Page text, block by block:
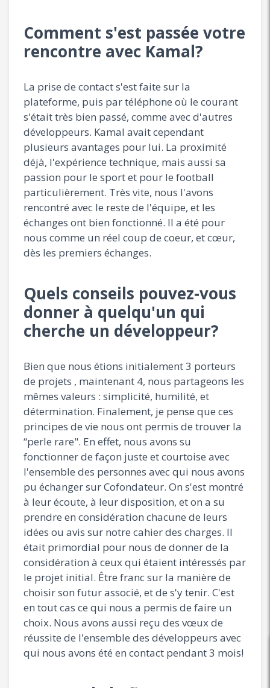
Comment s'est passée votre
rencontre avec Kamal?
La prise de contact s'est faite sur la
plateforme, puis par téléphone où le courant
s'était très bien passé, comme avec d'autres
développeurs. Kamal avait cependant
plusieurs avantages pour lui. La proximité
déjà, l'expérience technique, mais aussi sa
passion pour le sport et pour le football
particulièrement. Très vite, nous l'avons
rencontré avec le reste de l'équipe, et les
échanges ont bien fonctionné. Il a été pour
nous comme un réel coup de coeur, et cœur,
dès les premiers échanges.
Quels conseils pouvez-vous
donner à quelqu'un qui
cherche un développeur?
Bien que nous étions initialement 3 porteurs
de projets , maintenant 4, nous partageons les
mêmes valeurs : simplicité, humilité, et
détermination. Finalement, je pense que ces
principes de vie nous ont permis de trouver la
“perle rare". En effet, nous avons su
fonctionner de façon juste et courtoise avec
l'ensemble des personnes avec qui nous avons
pu échanger sur Cofondateur. On s'est montré
à leur écoute, à leur disposition, et on a su
prendre en considération chacune de leurs
idées ou avis sur notre cahier des charges. Il
était primordial pour nous de donner de la
considération à ceux qui étaient intéressés par
le projet initial. Être franc sur la manière de
choisir son futur associé, et de s'y tenir. C'est
en tout cas ce qui nous a permis de faire un
choix. Nous avons aussi reçu des vœux de
réussite de l'ensemble des développeurs avec
qui nous avons été en contact pendant 3 mois!